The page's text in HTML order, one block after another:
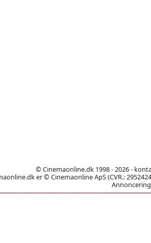
© Cinemaonline.dk 1998 - 2026 -
er © Cinemaonline ApS (CVR.: